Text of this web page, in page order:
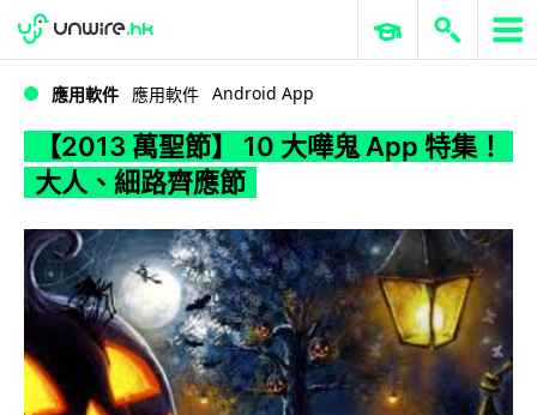
WWDC 2026 ERP 與商業 AI
應用軟件 應用軟件 Android App
【2013 萬聖節】 10 大嘩鬼 App 特集！
大人、細路齊應節